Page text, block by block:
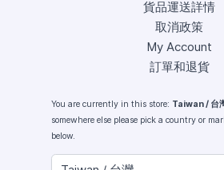
貨品運送詳情
取消政策
My Account
訂單和退貨
You are currently in this store: Taiwan / 台
somewhere else please pick a country or
below.